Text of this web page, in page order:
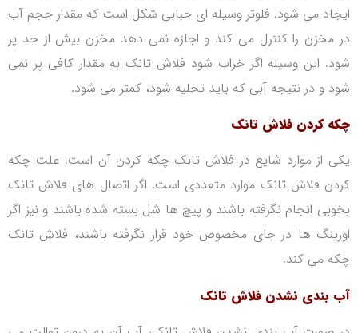
ایجاد می شود. فلوتر وسیله ای حبابی شکل است که مقدار حجم آب
در مخزن را کنترل می کند و اجازه نمی دهد مخزن بیش از حد پر
شود. این وسیله اگر خراب شود فلاش تانک به مقدار کافی پر نمی
شود و در نتیجه آبی که باید تخلیه شود، کمتر می شود.
چکه کردن فلاش تانک
یکی از موارد شایع در فلاش تانک چکه کردن آن است. علت چکه
کردن فلاش تانک موارد متعددی است. اگر اتصال های فلاش تانک
بخوبی انجام نگرفته باشند و پیچ ها شل بسته شده باشند و نیز اگر
اورینگ ها در جای مخصوص خود قرار نگرفته باشند، فلاش تانک
چکه می کند.
آب بندی نشدن فلاش تانک